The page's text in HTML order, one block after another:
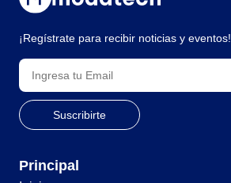
¡Regístrate para recibir noticias y eventos!
Principal